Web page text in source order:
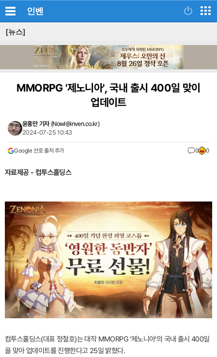
인벤
[뉴스]
MMORPG '제노니아', 국내 출시 400일 맞이
업데이트
윤홍만 기자 (Nowl@inven.co.kr)
2024-07-25 10:43
Google 선호 출처 추가 0 0
자료제공 - 컴투스홀딩스
컴투스홀딩스(대표 정철호)는 대작 MMORPG ‘제노니아’의 국내 출시 400일
을 맞아 업데이트를 진행한다고 25일 밝혔다.